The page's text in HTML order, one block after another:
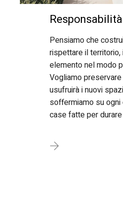
Responsabilità
Pensiamo che
rispettare il
elemento nel modo
Vogliamo
usufruirà i nuovi
soffermiamo su
case fatte per